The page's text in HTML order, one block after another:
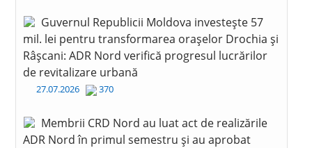
Guvernul Republicii Moldova investește 57
mil. lei pentru transformarea orașelor Drochia și
Râșcani: ADR Nord verifică progresul lucrărilor
de revitalizare urbană
27.07.2026 370
Membrii CRD Nord au luat act de realizările
ADR Nord în primul semestru și au aprobat